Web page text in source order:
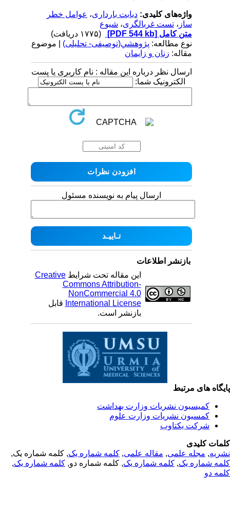
واژه‌های کلیدی:دیابت بارداری،عوامل خطر
ساز، تست غربالگری،شیوع
متن کامل[PDF 544 kb]
نوع مطالعه:پژوهشي(توصیفی- تحلیلی) | موضوع
مقاله:زنان و زایمان
ارسال نظر درباره این مقاله : نام کاربری یا پست
الکترونیک شما:
ارسال پیام به نویسنده مسئول
بازنشر اطلاعات
این مقاله تحت شرایطCreative
Commons Attribution-
NonCommercial 4.0
International Licenseقابل
بازنشر است.
های مرتبط
کمیسیون نشریات وزارت بهداشت
کمسیون نشریات وزارت علوم
شرکت یکتاوب
کلیدی
,مجله علمی, مقاله علمی, کلمه شماره یک, کلمه شماره یک,
شماره یک,کلمه شماره یک, کلمه شماره دو,کلمه شماره یک,
دو